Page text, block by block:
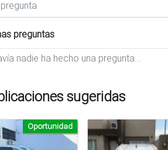
preguntas
nadie ha hecho una pregunta...
sugeridas
Oportunidad